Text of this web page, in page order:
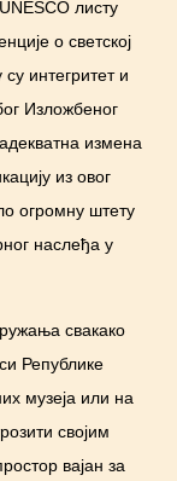
листу
о светској
интегритет и
Изложбеног
изменa
из овог
огромну штету
наслеђа у
свакако
Републике
музеја или на
својим
вајан за